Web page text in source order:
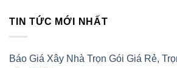
TIN TỨC MỚI NHẤT
Báo Giá Xây Nhà Trọn Gói Giá Rẻ,